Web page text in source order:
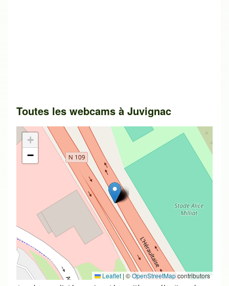
Toutes les webcams à Juvignac
+
−
Leaflet | ©OpenStreetMapcontributors